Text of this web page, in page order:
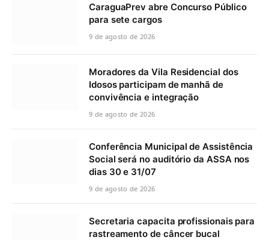
CaraguaPrev abre Concurso Público
para sete cargos
9 de agosto de 2026
Moradores da Vila Residencial dos
Idosos participam de manhã de
convivência e integração
9 de agosto de 2026
Conferência Municipal de Assistência
Social será no auditório da ASSA nos
dias 30 e 31/07
9 de agosto de 2026
Secretaria capacita profissionais para
rastreamento de câncer bucal